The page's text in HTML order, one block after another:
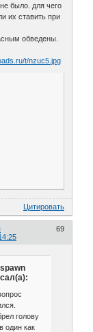
было. для чего
их ставить при
обведены.
Цитировать
69
голову
один как